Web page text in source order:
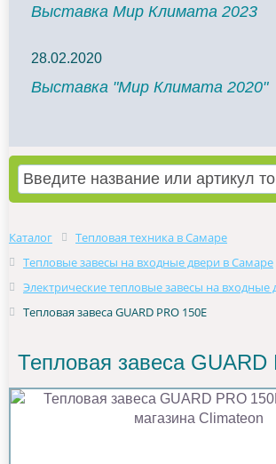
Выставка Мир Климата 2023
28.02.2020
Выставка "Мир Климата 2020"
Каталог
Тепловая техника в Самаре
Тепловые завесы на входные двери в Самаре
Электрические тепловые завесы на входные
Тепловая завеса GUARD PRO 150E
Тепловая завеса GUARD